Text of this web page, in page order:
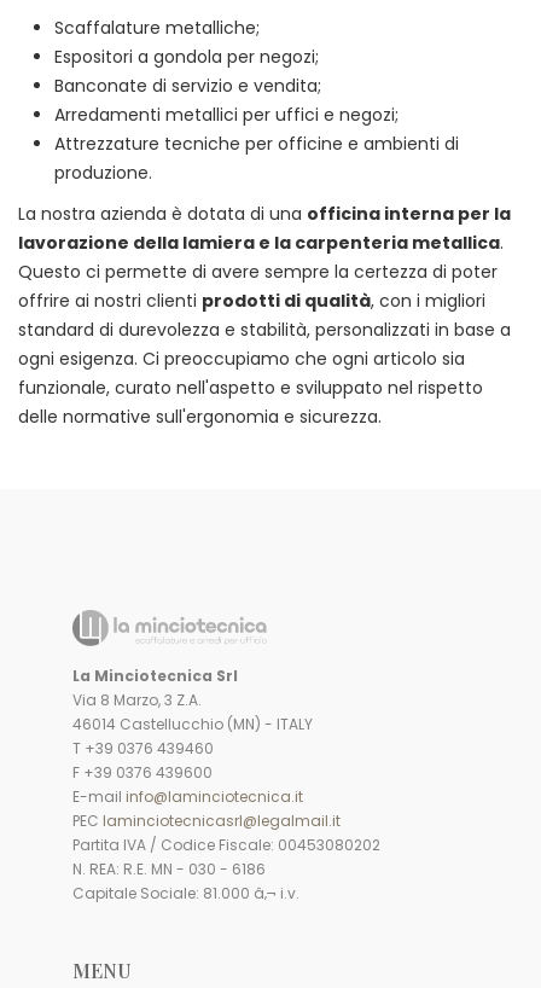
Scaffalature metalliche;
Espositori a gondola per negozi;
Banconate di servizio e vendita;
Arredamenti metallici per uffici e negozi;
Attrezzature tecniche per officine e ambienti di
produzione.
La nostra azienda è dotata di una officina interna per la
lavorazione della lamiera e la carpenteria metallica.
Questo ci permette di avere sempre la certezza di poter
offrire ai nostri clienti prodotti di qualità, con i migliori
standard di durevolezza e stabilità, personalizzati in base a
ogni esigenza. Ci preoccupiamo che ogni articolo sia
funzionale, curato nell'aspetto e sviluppato nel rispetto
delle normative sull'ergonomia e sicurezza.
La Minciotecnica Srl
Via 8 Marzo, 3 Z.A.
46014 Castellucchio (MN) - ITALY
T +39 0376 439460
F +39 0376 439600
E-mail info@laminciotecnica.it
PEC laminciotecnicasrl@legalmail.it
Partita IVA / Codice Fiscale: 00453080202
N. REA: R.E. MN - 030 - 6186
Capitale Sociale: 81.000 â‚¬ i.v.
MENU